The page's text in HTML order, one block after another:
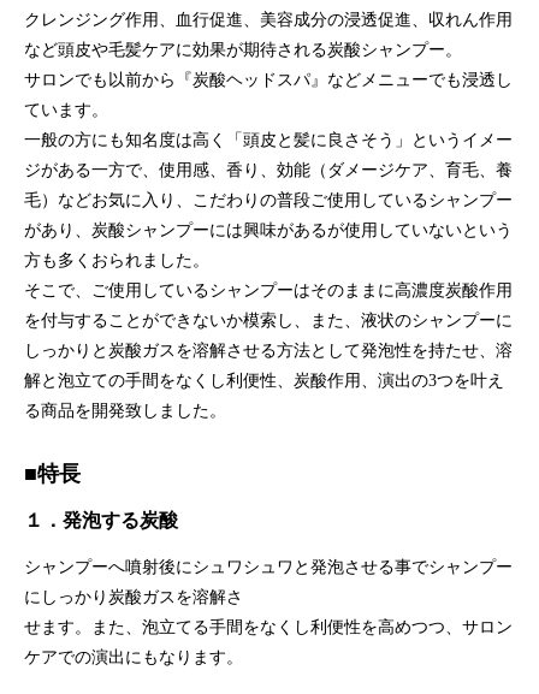
クレンジング作用、血行促進、美容成分の浸透促進、収れん作用
など頭皮や毛髪ケアに効果が期待される炭酸シャンプー。
サロンでも以前から『炭酸ヘッドスパ』などメニューでも浸透し
ています。
一般の方にも知名度は高く「頭皮と髪に良さそう」というイメー
ジがある一方で、使用感、香り、効能（ダメージケア、育毛、養
毛）などお気に入り、こだわりの普段ご使用しているシャンプー
があり、炭酸シャンプーには興味があるが使用していないという
方も多くおられました。
そこで、ご使用しているシャンプーはそのままに高濃度炭酸作用
を付与することができないか模索し、また、液状のシャンプーに
しっかりと炭酸ガスを溶解させる方法として発泡性を持たせ、溶
解と泡立ての手間をなくし利便性、炭酸作用、演出の3つを叶え
る商品を開発致しました。
■特長
１． 発泡する炭酸
シャンプーへ噴射後にシュワシュワと発泡させる事でシャンプー
にしっかり炭酸ガスを溶解さ
せます。また、泡立てる手間をなくし利便性を高めつつ、サロン
ケアでの演出にもなります。